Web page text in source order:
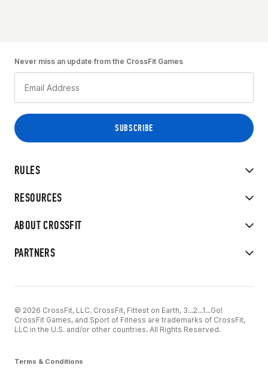
RULES
RESOURCES
ABOUT CROSSFIT
PARTNERS
Never miss an update from the CrossFit Games
© 2026 CrossFit, LLC. CrossFit, Fittest on Earth, 3...2...1...Go!
CrossFit Games, and Sport of Fitness are trademarks of CrossFit,
LLC in the U.S. and/or other countries. All Rights Reserved.
Terms & Conditions